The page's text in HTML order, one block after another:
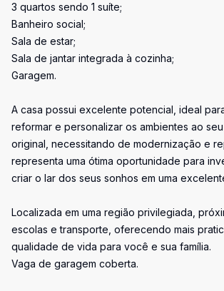
3 quartos sendo 1 suíte;
Banheiro social;
Sala de estar;
Sala de jantar integrada à cozinha;
Garagem.
A casa possui excelente potencial, ideal
reformar e personalizar os ambientes ao
original, necessitando de modernização e
representa uma ótima oportunidade para
criar o lar dos seus sonhos em uma
Localizada em uma região privilegiada,
escolas e transporte, oferecendo mais
qualidade de vida para você e sua família.
Vaga de garagem coberta.